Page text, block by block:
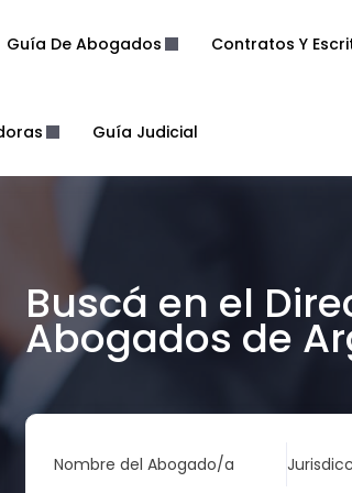
Guía De Abogados Contratos Y
Guía Judicial
Buscá en el
Abogados de
Nombre del Abogado/a